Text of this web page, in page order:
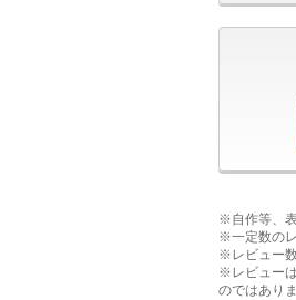
※自作等、
※一定数の
※レビュー
※レビュー
のではあり